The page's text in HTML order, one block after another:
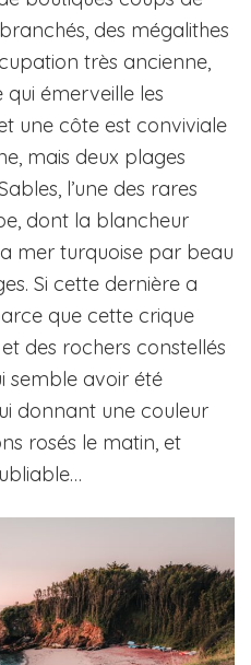
des mégalithes
très ancienne,
émerveille les
une côte est conviviale
mais deux plages
l’une des rares
dont la blancheur
mer turquoise par beau
Si cette dernière a
que cette crique
des rochers constellés
semble avoir été
donnant une couleur
rosés le matin, et